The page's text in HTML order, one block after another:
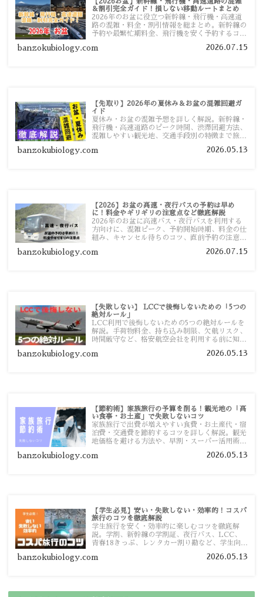
【2026お盆】新幹線・飛行機・高速道路の混雑
＆割引完全ガイド！損しない移動ルートまとめ
2026年のお盆に役立つ新幹線・飛行機・高速道
路の混雑・料金・割引情報を総まとめ。新幹線の
予約や最繁忙期料金、飛行機を安く予約するコ
い移動方法を分かりやすく解説します。
banzokubiology.com 2026.07.15
【先取り】2026年の夏休み＆お盆の混雑回避ガ
イド
夏休み・お盆の混雑予想を詳しく解説。新幹線・
飛行機・高速道路のピーク時間、渋滞回避方法、
混雑しやすい観光地、交通手段別の特徴まで旅行
banzokubiology.com 2026.05.13
【2026】お盆の高速・夜行バスの予約は早め
に！料金やギリギリの注意点など徹底解説
2026年のお盆に高速バス・夜行バスを利用する
方向けに、混雑ピーク、予約開始時期、料金の仕
組み、キャンセル待ちのコツ、直前予約の注意点
banzokubiology.com 2026.07.15
【失敗しない】 LCCで後悔しないための「5つの
絶対ルール」
LCC利用で後悔しないための5つの絶対ルールを
解説。手荷物料金、持ち込み制限、欠航リスク、
時間厳守など、格安航空会社を利用する前に知っ
す。
banzokubiology.com 2026.05.13
【節約術】家族旅行の予算を削る！観光地の「高
い食事・お土産」で失敗しないコツ
家族旅行で出費が増えやすい食費・お土産代・宿
泊費・交通費を節約するコツを詳しく解説。観光
地価格を避ける方法や、早割・スーパー活用術、
banzokubiology.com 2026.05.13
【学生必見】安い・失敗しない・効率的！コスパ
旅行のコツを徹底解説
学生旅行を安く・効率的に楽しむコツを徹底解
説。学割、新幹線の学割証、夜行バス、LCC、
青春18きっぷ、レンタカー割り勘など、学生向け
banzokubiology.com 2026.05.13